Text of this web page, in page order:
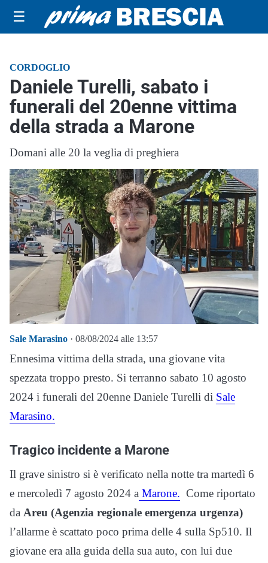
☰
CORDOGLIO
Daniele Turelli, sabato i
funerali del 20enne vittima
della strada a Marone
Domani alle 20 la veglia di preghiera
Sale Marasino · 08/08/2024 alle 13:57
Ennesima vittima della strada, una giovane vita
spezzata troppo presto. Si terranno sabato 10 agosto
2024 i funerali del 20enne Daniele Turelli di Sale
Marasino.
Tragico incidente a Marone
Il grave sinistro si è verificato nella notte tra martedì 6
e mercoledì 7 agosto 2024 a Marone. Come riportato
da Areu (Agenzia regionale emergenza urgenza)
l’allarme è scattato poco prima delle 4 sulla Sp510. Il
giovane era alla guida della sua auto, con lui due